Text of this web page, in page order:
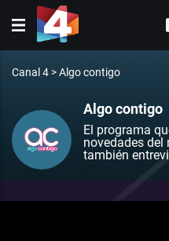
Canal 4 >Algo contigo
Algo contigo
El programa
novedades del
también